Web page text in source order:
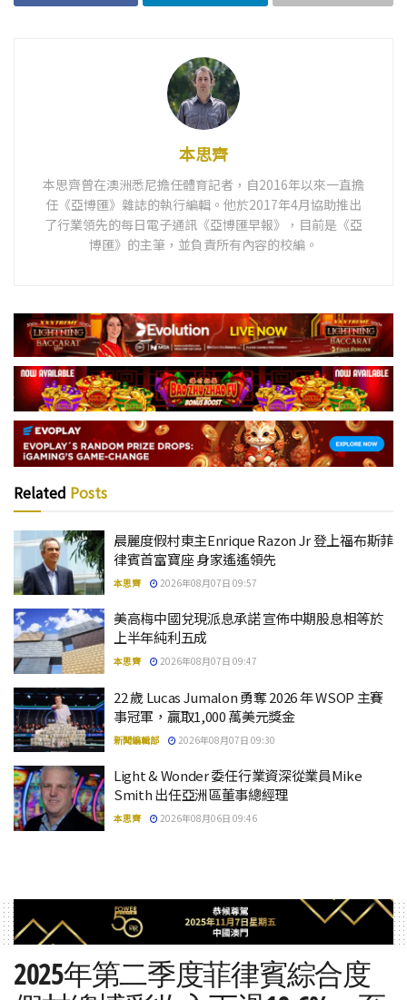
本思齊
本思齊曾在澳洲悉尼擔任體育記者，自2016年以來一直擔
任《亞博匯》雜誌的執行編輯。他於2017年4月協助推出
了行業領先的每日電子通訊《亞博匯早報》，目前是《亞
博匯》的主筆，並負責所有內容的校編。
Related Posts
晨麗度假村東主Enrique Razon Jr 登上福布斯菲
律賓首富寶座 身家遙遙領先
本思齊 2026年08月07日 09:57
美高梅中國兌現派息承諾 宣佈中期股息相等於
上半年純利五成
本思齊 2026年08月07日 09:47
22 歲 Lucas Jumalon 勇奪 2026 年 WSOP 主賽
事冠軍，贏取1,000 萬美元獎金
新聞編輯部 2026年08月07日 09:30
Light & Wonder 委任行業資深從業員Mike
Smith 出任亞洲區董事總經理
本思齊 2026年08月06日 09:46
2025年第二季度菲律賓綜合度